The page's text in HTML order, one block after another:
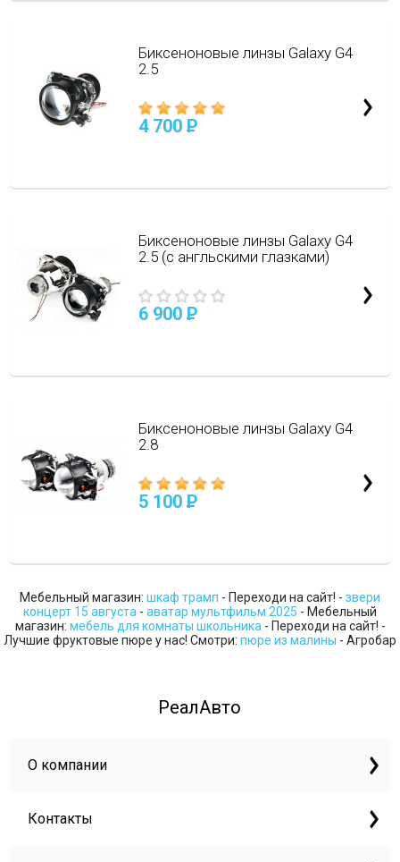
Биксеноновые линзы Galaxy G4
2.5
4 700 P
Биксеноновые линзы Galaxy G4
2.5 (с англьскими глазками)
6 900 P
Биксеноновые линзы Galaxy G4
2.8
5 100 P
Мебельный магазин: шкаф трамп - Переходи на сайт! - звери
концерт 15 августа - аватар мультфильм 2025 - Мебельный
магазин: мебель для комнаты школьника - Переходи на сайт! -
Лучшие фруктовые пюре у нас! Смотри: пюре из малины - Агробар
РеалАвто
О компании
Контакты